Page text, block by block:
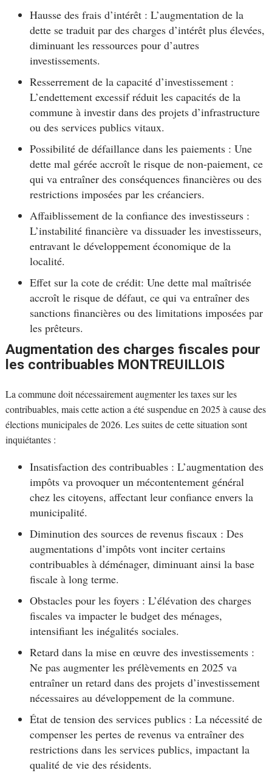
Hausse des frais d’intérêt : L’augmentation de la
dette se traduit par des charges d’intérêt plus élevées,
diminuant les ressources pour d’autres
investissements.
Resserrement de la capacité d’investissement :
L’endettement excessif réduit les capacités de la
commune à investir dans des projets d’infrastructure
ou des services publics vitaux.
Possibilité de défaillance dans les paiements : Une
dette mal gérée accroît le risque de non-paiement, ce
qui va entraîner des conséquences financières ou des
restrictions imposées par les créanciers.
Affaiblissement de la confiance des investisseurs :
L’instabilité financière va dissuader les investisseurs,
entravant le développement économique de la
localité.
Effet sur la cote de crédit: Une dette mal maîtrisée
accroît le risque de défaut, ce qui va entraîner des
sanctions financières ou des limitations imposées par
les prêteurs.
Augmentation des charges fiscales pour
les contribuables MONTREUILLOIS
La commune doit nécessairement augmenter les taxes sur les
contribuables, mais cette action a été suspendue en 2025 à cause des
élections municipales de 2026. Les suites de cette situation sont
inquiétantes :
Insatisfaction des contribuables : L’augmentation des
impôts va provoquer un mécontentement général
chez les citoyens, affectant leur confiance envers la
municipalité.
Diminution des sources de revenus fiscaux : Des
augmentations d’impôts vont inciter certains
contribuables à déménager, diminuant ainsi la base
fiscale à long terme.
Obstacles pour les foyers : L’élévation des charges
fiscales va impacter le budget des ménages,
intensifiant les inégalités sociales.
Retard dans la mise en œuvre des investissements :
Ne pas augmenter les prélèvements en 2025 va
entraîner un retard dans des projets d’investissement
nécessaires au développement de la commune.
État de tension des services publics : La nécessité de
compenser les pertes de revenus va entraîner des
restrictions dans les services publics, impactant la
qualité de vie des résidents.